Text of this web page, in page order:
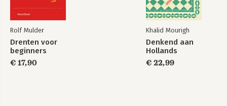
Rolf Mulder
Drenten voor
beginners
€ 17,90
Khalid Mourigh
Denkend aan
Hollands
€ 22,99